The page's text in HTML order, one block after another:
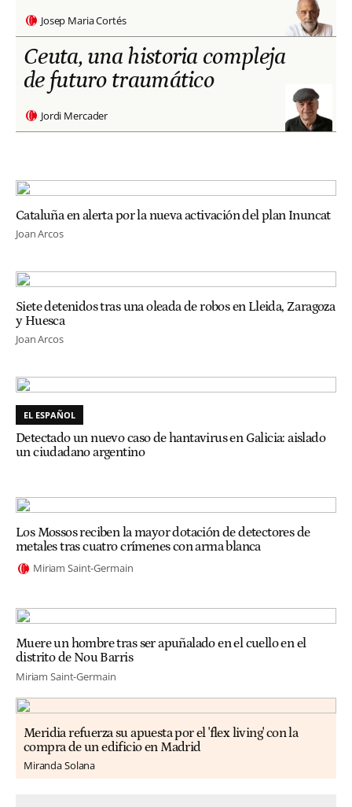
Josep Maria Cortés
Ceuta, una historia compleja
de futuro traumático
Jordi Mercader
Cataluña en alerta por la nueva activación del plan Inuncat
Joan Arcos
Siete detenidos tras una oleada de robos en Lleida, Zaragoza
y Huesca
Joan Arcos
EL ESPAÑOL
Detectado un nuevo caso de hantavirus en Galicia: aislado
un ciudadano argentino
Los Mossos reciben la mayor dotación de detectores de
metales tras cuatro crímenes con arma blanca
Miriam Saint-Germain
Muere un hombre tras ser apuñalado en el cuello en el
distrito de Nou Barris
Miriam Saint-Germain
Meridia refuerza su apuesta por el 'flex living' con la
compra de un edificio en Madrid
Miranda Solana